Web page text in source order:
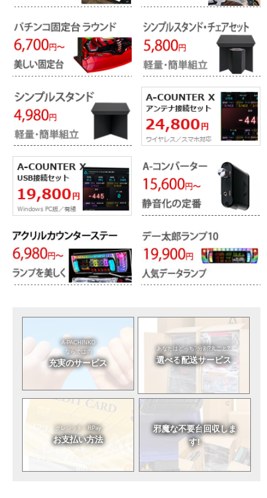
A-PACHINKO
ならではの
充実のサービス
あなたはどっち?分割?丸ごと?
選べる配送サービス
クレジット・RPay
お支払い方法
邪魔な不要台回収しま
す!